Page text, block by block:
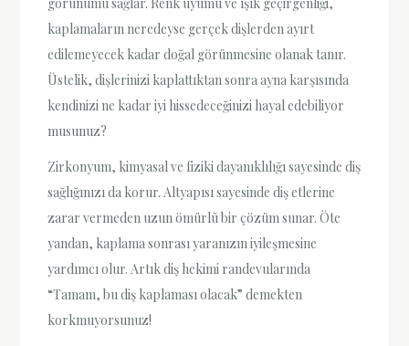
kaplamaların neredeyse gerçek dişlerden ayırt
edilemeyecek kadar doğal görünmesine olanak tanır.
Üstelik, dişlerinizi kaplattıktan sonra ayna karşısında
kendinizi ne kadar iyi hissedeceğinizi hayal edebiliyor
musunuz?
Zirkonyum, kimyasal ve fiziki dayanıklılığı sayesinde diş
sağlığınızı da korur. Altyapısı sayesinde diş etlerine
zarar vermeden uzun ömürlü bir çözüm sunar. Öte
yandan, kaplama sonrası yaranızın iyileşmesine
yardımcı olur. Artık diş hekimi randevularında
“Tamam, bu diş kaplaması olacak” demekten
korkmuyorsunuz!